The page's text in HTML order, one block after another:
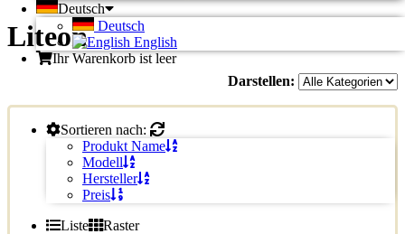
Deutsch
Deutsch
English
Ihr Warenkorb ist leer
Liteon
Darstellen:
Sortieren nach:
Produkt Name
Modell
Hersteller
Preis
Liste
Raster